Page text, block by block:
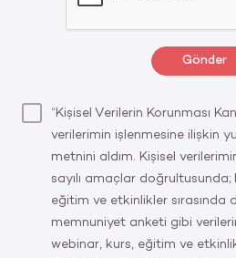
Gönder
“Kişisel Verilerin Korunması
verilerimin işlenmesine ilişkin
metnini aldım. Kişisel
sayılı amaçlar doğrultusunda;
eğitim ve etkinlikler sırasında
memnuniyet anketi gibi
webinar, kurs, eğitim ve